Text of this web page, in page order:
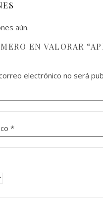
aún.
EN VALORAR
electrónico no será
*